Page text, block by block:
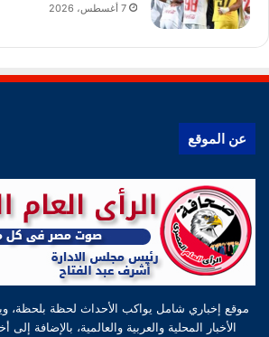
7 أغسطس، 2026
عن الموقع
موقع إخباري شامل يواكب الأحداث لحظة بلحظة،
الأخبار المحلية والعربية والعالمية، بالإضافة إلى